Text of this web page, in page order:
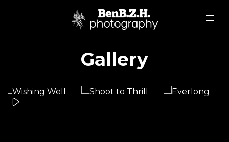
Gallery